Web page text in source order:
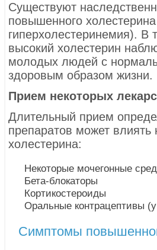
Существуют
повышенного
гиперхолестеринемия). В
высокий холестерин
молодых людей с
здоровым образом жизни.
Прием некоторых
Длительный прием
препаратов может влиять
холестерина:
Некоторые мочегонные
Бета-блокаторы
Кортикостероиды
Оральные контрацептивы
Симптомы